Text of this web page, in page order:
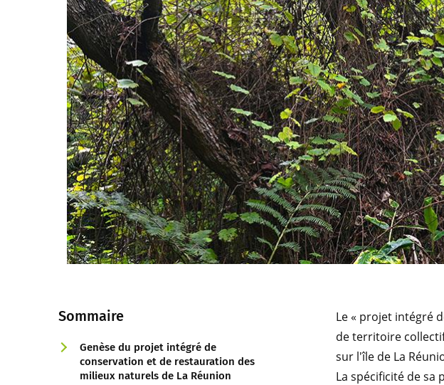
Sommaire
Genèse du projet intégré de
conservation et de restauration des
milieux naturels de La Réunion
Le « projet intégré
de territoire
sur l'île de La
La spécificité de